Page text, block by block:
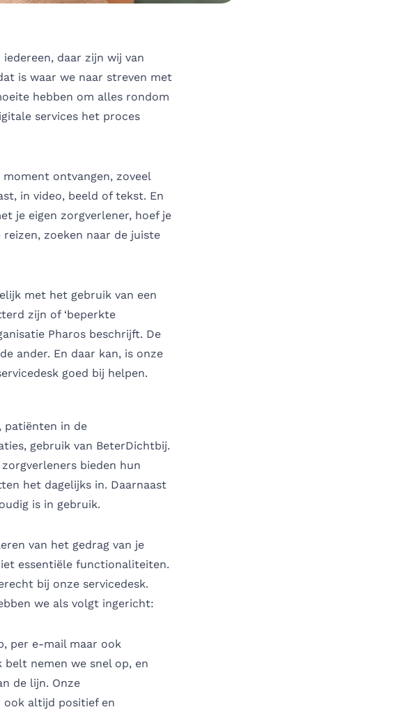
daar zijn wij van
is waar we naar streven met
hebben om alles rondom
services het proces
ontvangen, zoveel
in video, beeld of tekst. En
je eigen zorgverlener, hoef je
zoeken naar de juiste
met het gebruik van een
zijn of ‘beperkte
Pharos beschrijft. De
ander. En daar kan, is onze
goed bij helpen.
patiënten in de
gebruik van BeterDichtbij.
bieden hun
het dagelijks in. Daarnaast
is in gebruik.
van het gedrag van je
essentiële functionaliteiten.
bij onze servicedesk.
we als volgt ingericht:
per e-mail maar ook
belt nemen we snel op, en
de lijn. Onze
ook altijd positief en